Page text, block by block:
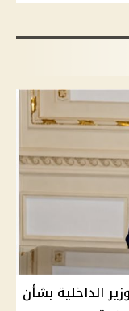
الداخلية بشأن